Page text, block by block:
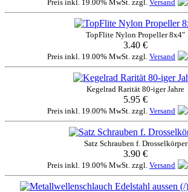
Preis inkl. 19.00% MwSt. zzgl. Versand
TopFlite Nylon Propeller 8x4"
3.40 €
Preis inkl. 19.00% MwSt. zzgl. Versand
Kegelrad Rarität 80-iger Jahre
5.95 €
Preis inkl. 19.00% MwSt. zzgl. Versand
Satz Schrauben f. Drosselkörper
3.90 €
Preis inkl. 19.00% MwSt. zzgl. Versand